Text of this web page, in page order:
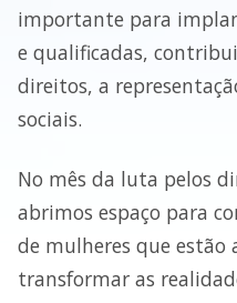
importante para
e qualificadas,
direitos, a
sociais.
No mês da luta pelos
abrimos espaço para
de mulheres que estão
transformar as